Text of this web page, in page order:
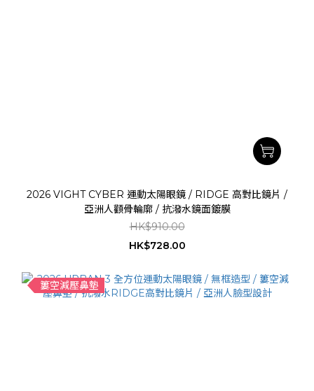
2026 VIGHT CYBER 運動太陽眼鏡 / RIDGE 高對比鏡片 /
亞洲人顴骨輪廓 / 抗潑水鏡面鍍膜
HK$910.00
HK$728.00
簍空減壓鼻墊